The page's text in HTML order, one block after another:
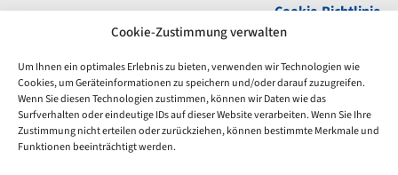
Cookie-Zustimmung verwalten
Um Ihnen ein optimales Erlebnis zu bieten, verwenden wir Technologien wie
Cookies, um Geräteinformationen zu speichern und/oder darauf zuzugreifen.
Wenn Sie diesen Technologien zustimmen, können wir Daten wie das
Surfverhalten oder eindeutige IDs auf dieser Website verarbeiten. Wenn Sie Ihre
Zustimmung nicht erteilen oder zurückziehen, können bestimmte Merkmale und
Funktionen beeinträchtigt werden.
Unfortunately,
the
7-
day
Cookie-Richtlinie
(EU)